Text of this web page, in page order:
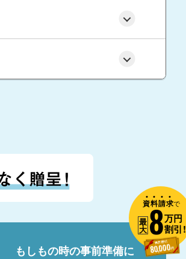
もしもの時の事前準備に
資料請求で
最
大8万円
割引!